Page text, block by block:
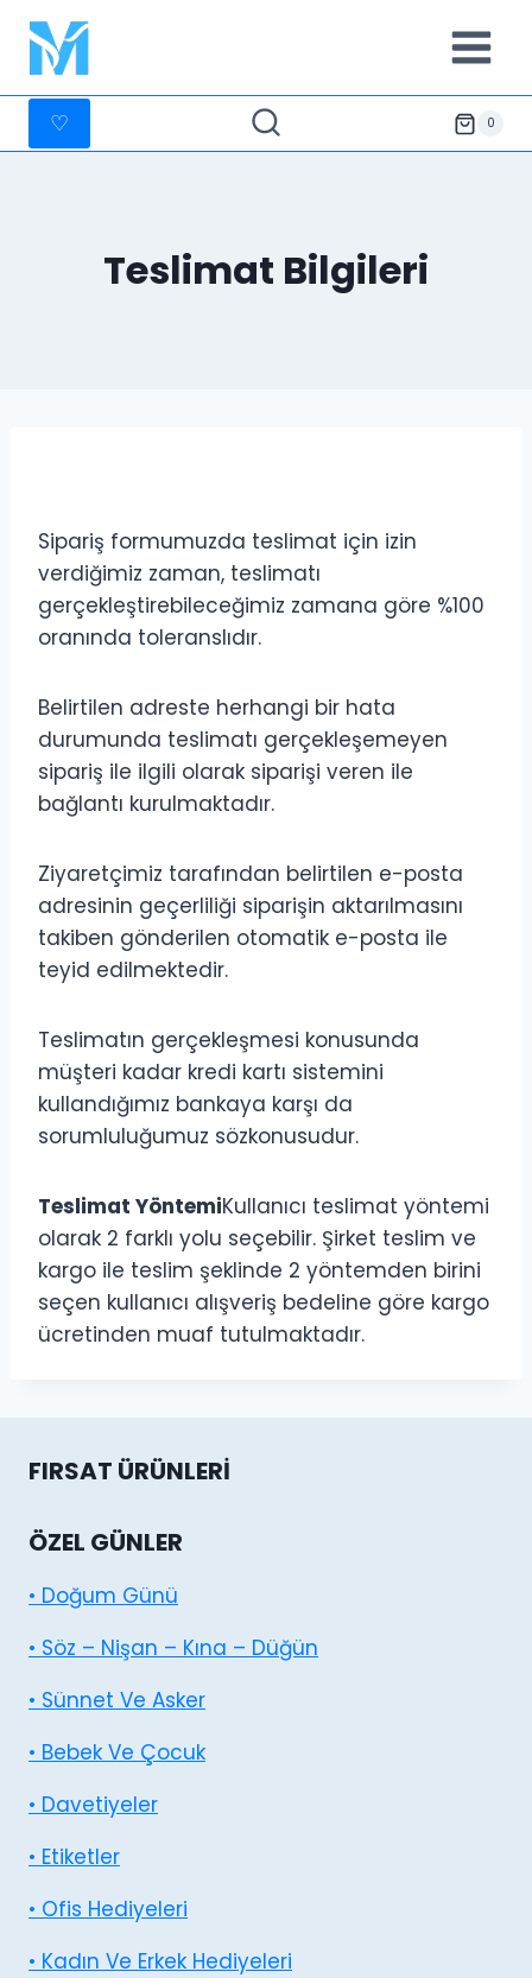
İçeriğe
geç
♡ 0
Teslimat Bilgileri
Sipariş formumuzda teslimat için izin
verdiğimiz zaman, teslimatı
gerçekleştirebileceğimiz zamana göre %100
oranında toleranslıdır.
Belirtilen adreste herhangi bir hata
durumunda teslimatı gerçekleşemeyen
sipariş ile ilgili olarak siparişi veren ile
bağlantı kurulmaktadır.
Ziyaretçimiz tarafından belirtilen e-posta
adresinin geçerliliği siparişin aktarılmasını
takiben gönderilen otomatik e-posta ile
teyid edilmektedir.
Teslimatın gerçekleşmesi konusunda
müşteri kadar kredi kartı sistemini
kullandığımız bankaya karşı da
sorumluluğumuz sözkonusudur.
Teslimat YöntemiKullanıcı teslimat yöntemi
olarak 2 farklı yolu seçebilir. Şirket teslim ve
kargo ile teslim şeklinde 2 yöntemden birini
seçen kullanıcı alışveriş bedeline göre kargo
ücretinden muaf tutulmaktadır.
FIRSAT ÜRÜNLERI
ÖZEL GÜNLER
• Doğum Günü
• Söz – Nişan – Kına – Düğün
• Sünnet Ve Asker
• Bebek Ve Çocuk
• Davetiyeler
• Etiketler
• Ofis Hediyeleri
• Kadın Ve Erkek Hediyeleri